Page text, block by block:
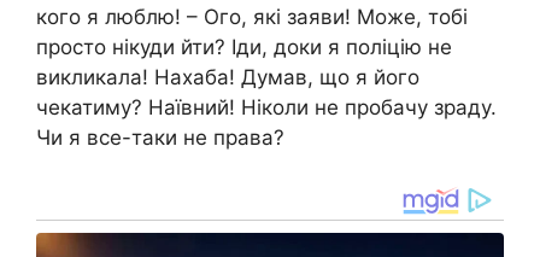
кого я люблю! – Ого, які заяви! Може, тобі
просто нікуди йти? Іди, доки я поліцію не
викликала! Нахаба! Думав, що я його
чекатиму? Наївний! Ніколи не пробачу зраду.
Чи я все-таки не права?